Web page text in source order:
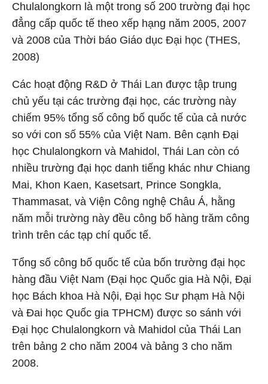
Chulalongkorn là một trong số 200 trường đại học
đẳng cấp quốc tế theo xếp hạng năm 2005, 2007
và 2008 của Thời báo Giáo dục Đại học (THES,
2008)
Các hoạt động R&D ở Thái Lan được tập trung
chủ yếu tại các trường đại học, các trường này
chiếm 95% tổng số công bố quốc tế của cả nước
so với con số 55% của Việt Nam. Bên cạnh Đại
học Chulalongkorn và Mahidol, Thái Lan còn có
nhiều trường đại học danh tiếng khác như Chiang
Mai, Khon Kaen, Kasetsart, Prince Songkla,
Thammasat, và Viện Công nghệ Châu Á, hằng
năm mỗi trường này đều công bố hàng trăm công
trình trên các tạp chí quốc tế.
Tổng số công bố quốc tế của bốn trường đại học
hàng đầu Việt Nam (Đại học Quốc gia Hà Nội, Đại
học Bách khoa Hà Nội, Đại học Sư phạm Hà Nội
và Đai học Quốc gia TPHCM) được so sánh với
Đại học Chulalongkorn và Mahidol của Thái Lan
trên bảng 2 cho năm 2004 và bảng 3 cho năm
2008.